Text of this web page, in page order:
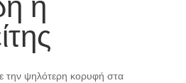
την ψηλότερη κορυφή στα